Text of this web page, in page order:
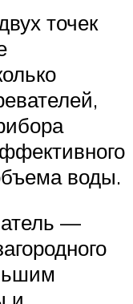
точек
воды.
—